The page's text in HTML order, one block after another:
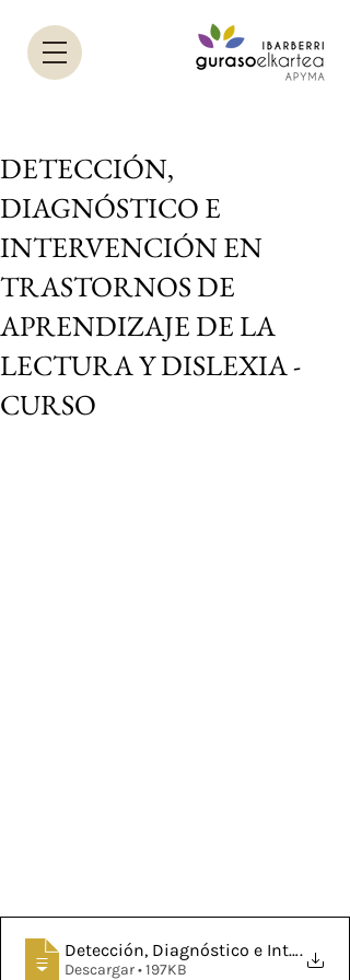
DETECCIÓN,
DIAGNÓSTICO E
INTERVENCIÓN EN
TRASTORNOS DE
APRENDIZAJE DE LA
LECTURA Y DISLEXIA -
CURSO
Detección, Diagnóstico e .
Descargar • 197KB